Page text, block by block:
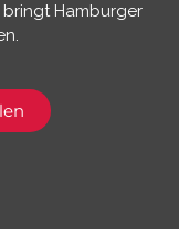
Hamburger